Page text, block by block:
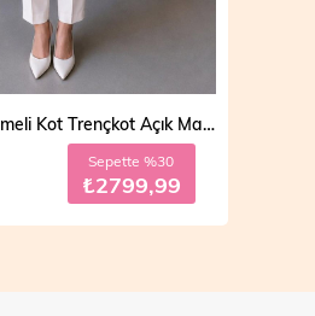
Mila Çift Düğmeli Kot Trençkot Açık Mavi 19290
Sepette %30
₺2799,99